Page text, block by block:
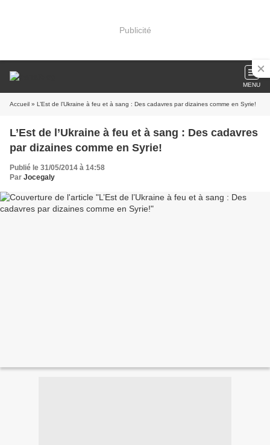
Publicité
MENU
Accueil » L’Est de l’Ukraine à feu et à sang : Des cadavres par dizaines comme en Syrie!
L’Est de l’Ukraine à feu et à sang : Des cadavres
par dizaines comme en Syrie!
Publié le 31/05/2014 à 14:58
Par Jocegaly